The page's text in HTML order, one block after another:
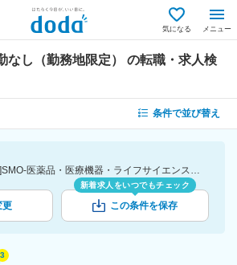
気になる メニュー
なし（勤務地限定）
の転職・求人検
条件で並び替え
[勤務地]京都府 [業種]SMO-医薬品・医療機器・ライフサイエンス・医療系サービス [こだわり条件ピックアップ]転勤なし（勤務地限定） [詳細条件](募集・採用情報)転勤なし（勤務地限定）
更
新着求人をいつでもチェック
この条件を保存